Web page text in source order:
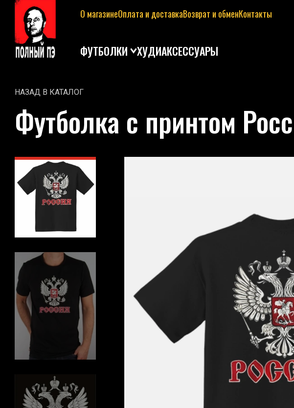
О магазинеОплата и доставкаВозврат и обменКонтакты
ФУТБОЛКИ ХУДИАКСЕССУАРЫ
НАЗАД В КАТАЛОГ
Футболка с принтом